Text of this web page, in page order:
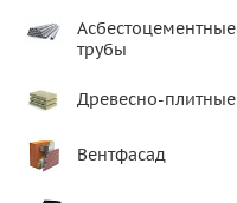
Асбестоцементные
трубы
Древесно-плитные
Вентфасад